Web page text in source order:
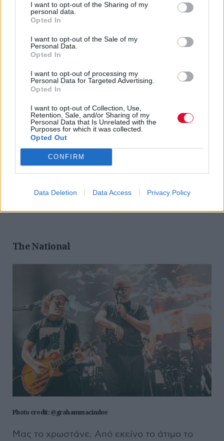
I want to opt-out of the Sharing of my
personal data.
Opted In
I want to opt-out of the Sale of my
Personal Data.
Opted In
I want to opt-out of processing my
Personal Data for Targeted Advertising.
Opted In
I want to opt-out of Collection, Use,
Retention, Sale, and/or Sharing of my
Personal Data that Is Unrelated with the
Purposes for which it was collected.
Opted Out
CONFIRM
Data Deletion Data Access Privacy Policy
σχετικά δημοφιλής στο ελληνικό εναλλακτικό
ραδιόφωνο, με αποτέλεσμα να έχει μυήσει
στο σύμπαν της ακόμα και άτομα που δεν
έχουν εξοικείωση με το genre,
και στα μέρη μας μια μέρα.
The National
Photo credit: @grahammacindoe
Μας το χρωστάνε. Από εκείνο το άτιμο το